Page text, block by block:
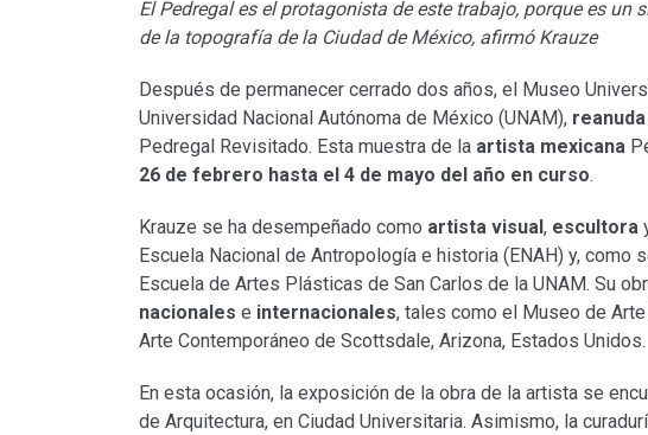
El Pedregal es el protagonista de este trabajo, porque es
de la topografía de la Ciudad de México, afirmó Krauze
Después de permanecer cerrado dos años, el Museo
Universidad Nacional Autónoma de México (UNAM), reanuda
Pedregal Revisitado. Esta muestra de la artista mexicana
26 de febrero hasta el 4 de mayo del año en curso.
Krauze se ha desempeñado como artista visual , escultora
Escuela Nacional de Antropología e historia (ENAH) y, como
Escuela de Artes Plásticas de San Carlos de la UNAM. Su
nacionales e internacionales, tales como el Museo de
Arte Contemporáneo de Scottsdale, Arizona, Estados Unidos.
En esta ocasión, la exposición de la obra de la artista se
de Arquitectura, en Ciudad Universitaria. Asimismo, la